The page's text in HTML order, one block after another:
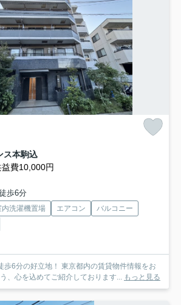
ス本駒込
費10,000円
歩6分
内洗濯機置場 エアコン
バルコニー
東京都内の賃貸物件情報をお
、心を込めてご紹介しております... もっと見る